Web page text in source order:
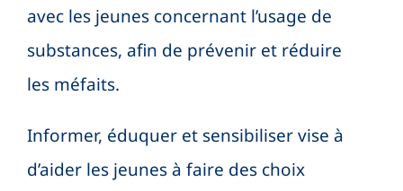
avec les jeunes concernant l’usage de
substances, afin de prévenir et réduire
les méfaits.
Informer, éduquer et sensibiliser vise à
d’aider les jeunes à faire des choix